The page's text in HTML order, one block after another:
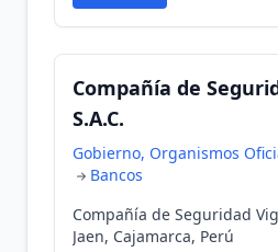
Compañía de
S.A.C.
Gobierno, Organismos
Bancos
Compañía de Seguridad
Jaen, Cajamarca, Perú